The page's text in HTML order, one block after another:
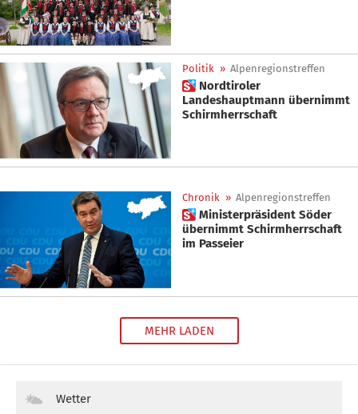
Politik » Alpenregionstreffen
 Nordtiroler
Landeshauptmann übernimmt
Schirmherrschaft
Chronik » Alpenregionstreffen
 Ministerpräsident Söder
übernimmt Schirmherrschaft
im Passeier
MEHR LADEN
Wetter